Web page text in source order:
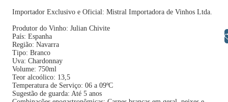
Importador Exclusivo e Oficial: Mistral Importadora de Vinhos Ltda.
Produtor do Vinho: Julian Chivite
País: Espanha
Região: Navarra
Tipo: Branco
Uva: Chardonnay
Volume: 750ml
Teor alcoólico: 13,5
Temperatura de Serviço: 06 a 09ºC
Sugestão de guarda: Até 5 anos